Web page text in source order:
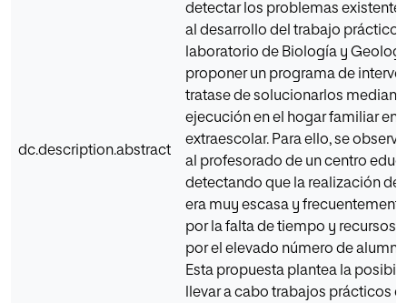
dc.description.abstract
detectar los problemas
al desarrollo del trabajo práctico
laboratorio de Biología y
proponer un programa de
tratase de solucionarlos
ejecución en el hogar familiar en
extraescolar. Para ello, se
al profesorado de un centro
detectando que la realización de
era muy escasa y
por la falta de tiempo y recursos,
por el elevado número de
Esta propuesta plantea la
llevar a cabo trabajos prácticos